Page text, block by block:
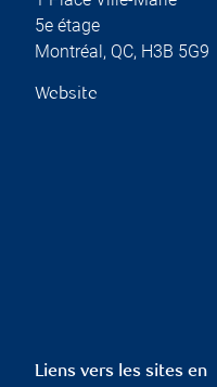
5e étage
Montréal, QC, H3B 5G9
Website
Liens vers les sites en